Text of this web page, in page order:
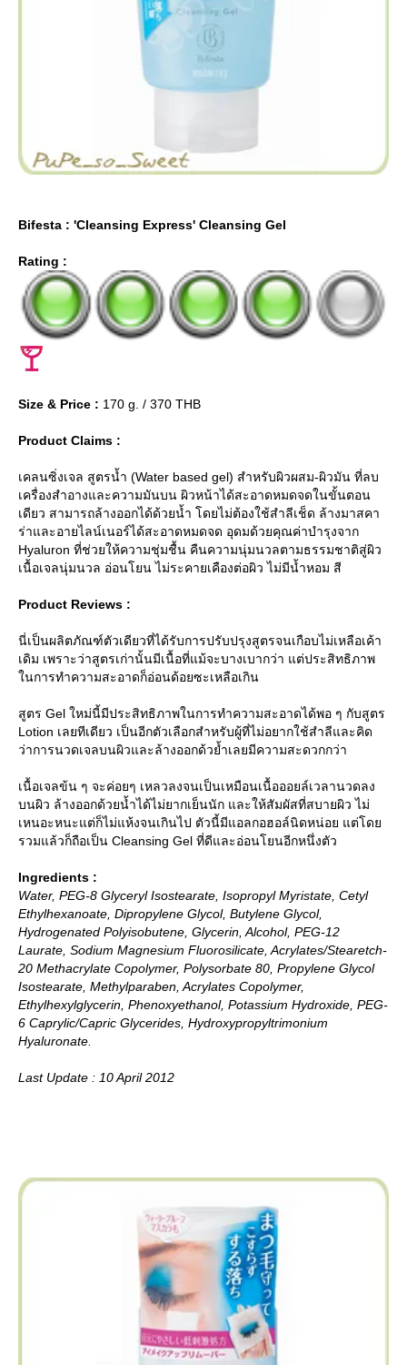
Bifesta : 'Cleansing Express' Cleansing Gel
Rating :
Size & Price : 170 g. / 370 THB
Product Claims :
เคลนซิ่งเจล สูตรน้ำ (Water based gel) สำหรับผิวผสม-ผิวมัน ที่ลบ
เครื่องสำอางและความมันบน ผิวหน้าได้สะอาดหมดจดในขั้นตอน
เดียว สามารถล้างออกได้ด้วยน้ำ โดยไม่ต้องใช้สำลีเช็ด ล้างมาสคา
ร่าและอายไลน์เนอร์ได้สะอาดหมดจด อุดมด้วยคุณค่าบำรุงจาก
Hyaluron ที่ช่วยให้ความชุ่มชื้น คืนความนุ่มนวลตามธรรมชาติสู่ผิว
เนื้อเจลนุ่มนวล อ่อนโยน ไม่ระคายเคืองต่อผิว ไม่มีน้ำหอม สี
Product Reviews :
นี่เป็นผลิตภัณฑ์ตัวเดียวที่ได้รับการปรับปรุงสูตรจนเกือบไม่เหลือเค้า
เดิม เพราะว่าสูตรเก่านั้นมีเนื้อที่แม้จะบางเบากว่า แต่ประสิทธิภาพ
นการทำความสะอาดก็อ่อนด้อยซะเหลือเกิน
สูตร Gel ใหม่นี้มีประสิทธิภาพในการทำความสะอาดได้พอ ๆ กับสูตร
Lotion เลยทีเดียว เป็นอีกตัวเลือกสำหรับผู้ที่ไม่อยากใช้สำลีและคิด
ว่าการนวดเจลบนผิวและล้างออกด้วย้ำเลยมีความสะดวกกว่า
เนื้อเจลข้น ๆ จะค่อยๆ เหลวลงจนเป็นเหมือนเนื้อออยล์เวลานวดลง
บนผิว ล้างออกด้วยน้ำได้ไม่ยากเย็นนัก และให้สัมผัสที่สบายผิว ไม่
เหนอะหนะแต่ก็ไม่แห้งจนเกินไป ตัวนี้มีแอลกอฮอล์นิดหน่อย แต่โด
รวมแล้วก็ถือเป็น Cleansing Gel ที่ดีและอ่อนโยนอีกหนึ่งตัว
Ingredients :
Water, PEG-8 Glyceryl Isostearate, Isopropyl Myristate, Cetyl
Ethylhexanoate, Dipropylene Glycol, Butylene Glycol,
Hydrogenated Polyisobutene, Glycerin, Alcohol, PEG-12
Laurate, Sodium Magnesium Fluorosilicate, Acrylates/Stearetch-
20 Methacrylate Copolymer, Polysorbate 80, Propylene Glycol
Isostearate, Methylparaben, Acrylates Copolymer,
Ethylhexylglycerin, Phenoxyethanol, Potassium Hydroxide, PEG-
6 Caprylic/Capric Glycerides, Hydroxypropyltrimonium
Hyaluronate.
Last Update : 10 April 2012